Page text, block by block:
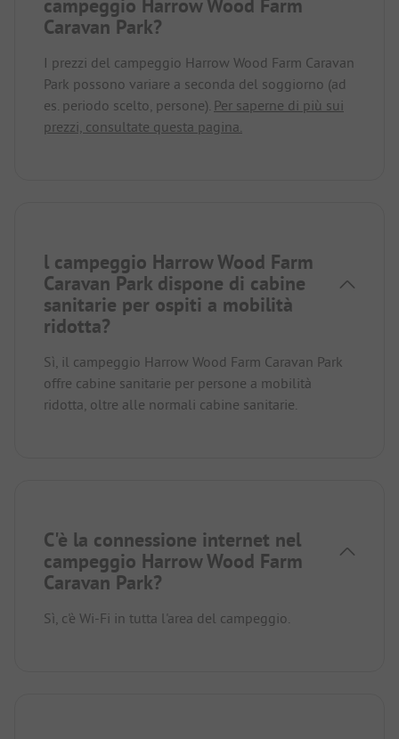
campeggio Harrow Wood Farm
Caravan Park?
I prezzi del campeggio Harrow Wood Farm Caravan
Park possono variare a seconda del soggiorno (ad
es. periodo scelto, persone). Per saperne di più sui
prezzi, consultate questa pagina.
l campeggio Harrow Wood Farm
Caravan Park dispone di cabine
sanitarie per ospiti a mobilità
ridotta?
Sì, il campeggio Harrow Wood Farm Caravan Park
offre cabine sanitarie per persone a mobilità
ridotta, oltre alle normali cabine sanitarie.
C'è la connessione internet nel
campeggio Harrow Wood Farm
Caravan Park?
Sì, c'è Wi-Fi in tutta l'area del campeggio.